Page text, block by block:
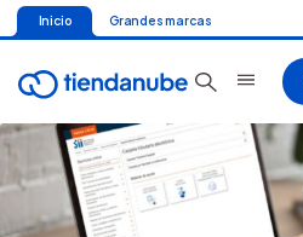
Inicio Grandes marcas